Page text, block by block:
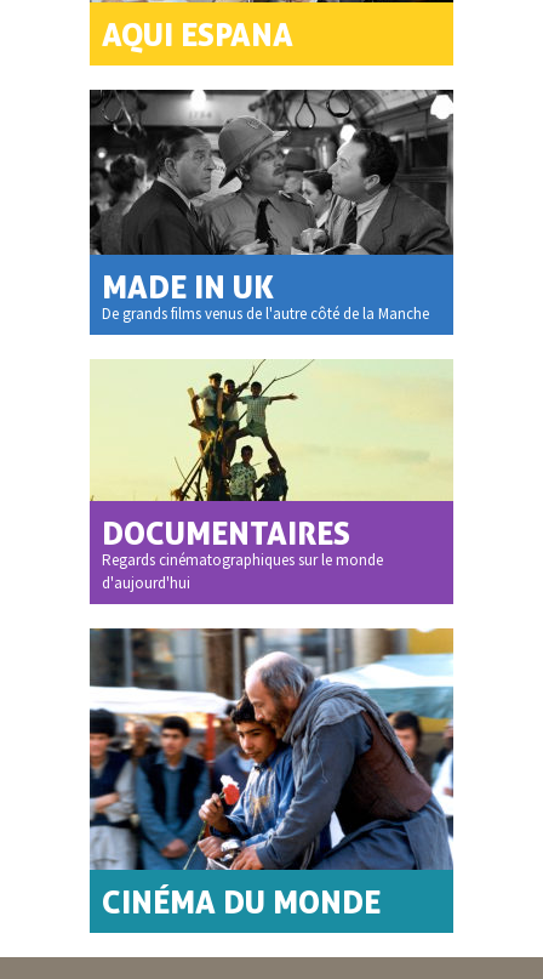
AQUI ESPANA
MADE IN UK
De grands films venus de l'autre côté de la Manche
DOCUMENTAIRES
Regards cinématographiques sur le monde
d'aujourd'hui
CINÉMA DU MONDE